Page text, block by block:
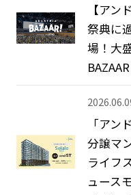
【ア
祭典に
場！大
「アン
分譲マ
ライフ
ュース